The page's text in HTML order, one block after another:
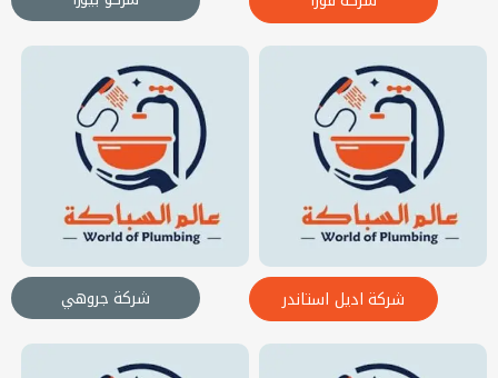
شركة اديل استاندر شركة جروهي